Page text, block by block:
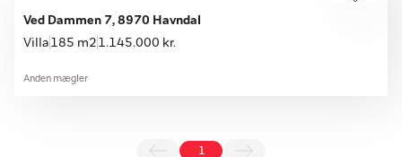
Ved Dammen 7, 8970 Havndal
Villa 185 m2 1.145.000 kr.
Anden mægler